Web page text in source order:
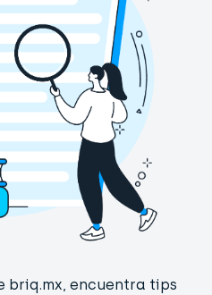
briq.mx, encuentra tips